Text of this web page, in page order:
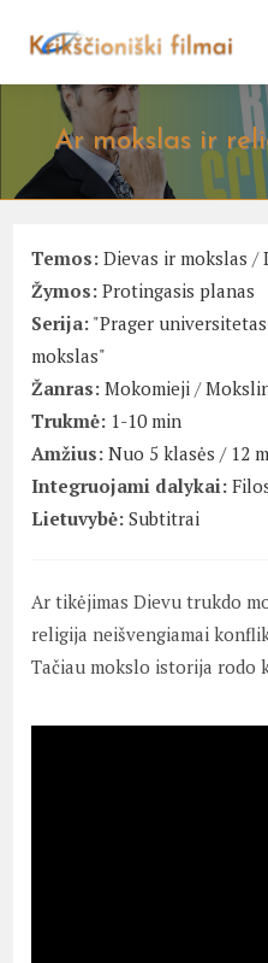
Ar mokslas ir
Temos: Dievas ir mokslas /
Žymos: Protingasis planas
Serija: "Prager
mokslas"
Žanras: Mokomieji /
Trukmė: 1-10 min
Amžius: Nuo 5 klasės / 12
Integruojami dalykai:
Lietuvybė: Subtitrai
Ar tikėjimas Dievu trukdo
religija neišvengiamai
Tačiau mokslo istorija rodo